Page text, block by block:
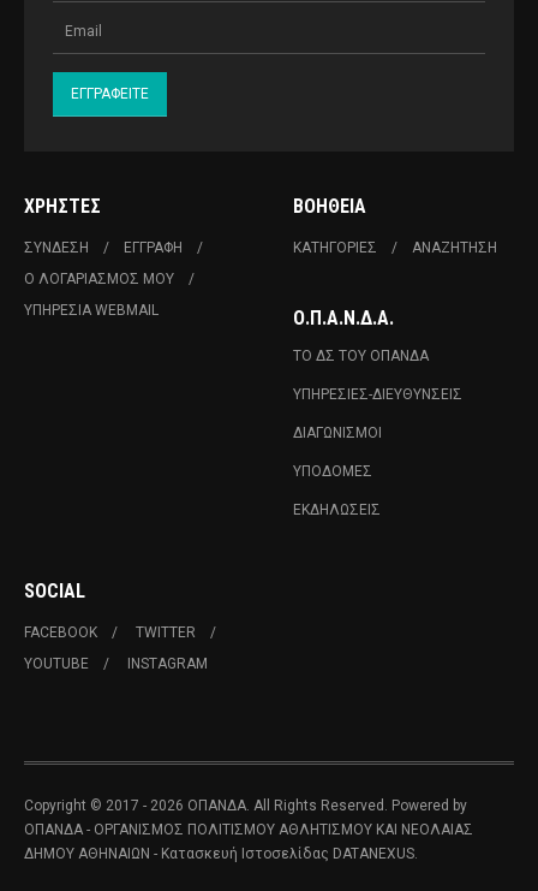
ΧΡΉΣΤΕΣ
ΣΎΝΔΕΣΗ
ΕΓΓΡΑΦΉ
Ο ΛΟΓΑΡΙΑΣΜΌΣ ΜΟΥ
ΥΠΗΡΕΣΊΑ WEBMAIL
ΒΟΉΘΕΙΑ
ΚΑΤΗΓΟΡΊΕΣ ΑΝΑΖΉΤΗΣΗ
Ο.Π.Α.Ν.Δ.Α.
ΤΟ ΔΣ ΤΟΥ ΟΠΑΝΔΑ
ΥΠΗΡΕΣΊΕΣ-ΔΙΕΥΘΎΝΣΕΙΣ
ΔΙΑΓΩΝΙΣΜΟΊ
ΥΠΟΔΟΜΈΣ
ΕΚΔΗΛΏΣΕΙΣ
SOCIAL
FACEBOOK
TWITTER
YOUTUBE
INSTAGRAM
Copyright © 2017 - 2026 ΟΠΑΝΔΑ. All Rights Reserved. Powered by
ΟΠΑΝΔΑ - ΟΡΓΑΝΙΣΜΟΣ ΠΟΛΙΤΙΣΜΟΥ ΑΘΛΗΤΙΣΜΟΥ ΚΑΙ ΝΕΟΛΑΙΑΣ
ΔΗΜΟΥ ΑΘΗΝΑΙΩΝ - Κατασκευή Ιστοσελίδας DATANEXUS.